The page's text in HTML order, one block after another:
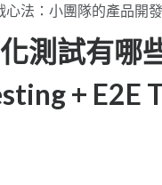
心法：小團隊的產品開
測試有哪
+ E2E